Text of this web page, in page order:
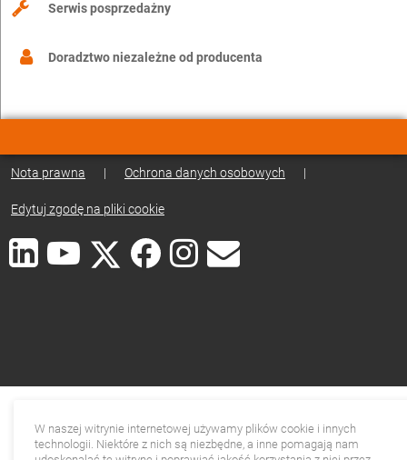
Serwis posprzedażny
Doradztwo niezależne od producenta
Nota prawna | Ochrona danych osobowych |
Edytuj zgodę na pliki cookie
W naszej witrynie internetowej używamy plików cookie i innych
technologii. Niektóre z nich są niezbędne, a inne pomagają nam